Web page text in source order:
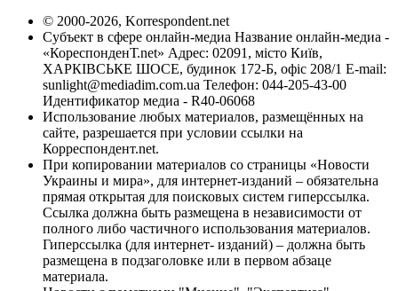
© 2000-2026, Korrespondent.net
Субъект в сфере онлайн-медиа Название онлайн-медиа -
«КореспонденТ.net» Адрес: 02091, місто Київ,
ХАРКІВСЬКЕ ШОСЕ, будинок 172-Б, офіс 208/1 E-mail:
sunlight@mediadim.com.ua Телефон: 044-205-43-00
Идентификатор медиа - R40-06068
Использование любых материалов, размещённых на
сайте, разрешается при условии ссылки на
Корреспондент.net.
При копировании материалов со страницы «Новости
Украины и мира», для интернет-изданий – обязательна
прямая открытая для поисковых систем гиперссылка.
Ссылка должна быть размещена в независимости от
полного либо частичного использования материалов.
Гиперссылка (для интернет- изданий) – должна быть
размещена в подзаголовке или в первом абзаце
материала.